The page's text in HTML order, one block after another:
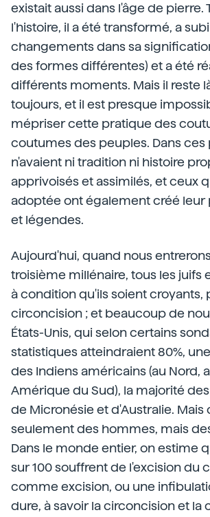
existait aussi dans l'âge de pierre.
l'histoire, il a été transformé, a
changements dans sa
des formes différentes) et a été
différents moments. Mais il reste
toujours, et il est presque
mépriser cette pratique des
coutumes des peuples. Dans ces
n'avaient ni tradition ni histoire
apprivoisés et assimilés, et ceux
adoptée ont également créé leur
et légendes.
Aujourd'hui, quand nous
troisième millénaire, tous les juifs
à condition qu'ils soient croyants,
circoncision ; et beaucoup de
États-Unis, qui selon certains
statistiques atteindraient 80%,
des Indiens américains (au Nord,
Amérique du Sud), la majorité
de Micronésie et d'Australie. Mais
seulement des hommes, mais
Dans le monde entier, on estime
sur 100 souffrent de l'excision du
comme excision, ou une
dure, à savoir la circoncision et la